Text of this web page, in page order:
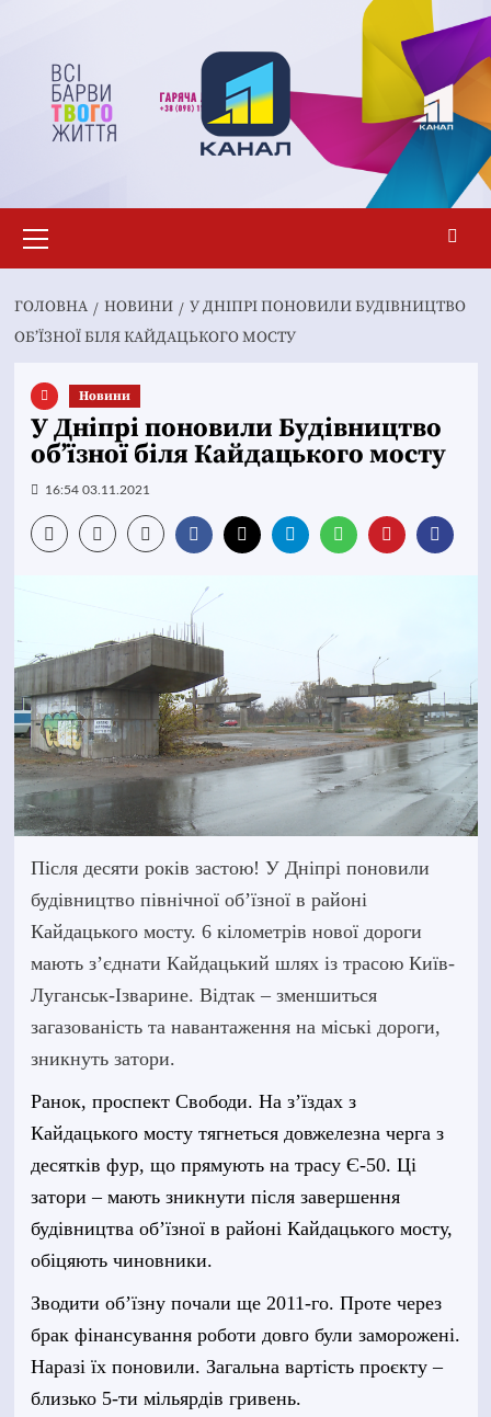
вмісту
меню
ГОЛОВНА НОВИНИ
У ДНІПРІ ПОНОВИЛИ БУДІВНИЦТВО
ОБ’ЇЗНОЇ БІЛЯ КАЙДАЦЬКОГО МОСТУ
Новини
У Дніпрі поновили Будівництво
об’їзної біля Кайдацького мосту
16:54 03.11.2021
Після десяти років застою! У Дніпрі поновили
будівництво північної об’їзної в районі
Кайдацького мосту. 6 кілометрів нової дороги
мають з’єднати Кайдацький шлях із трасою Київ-
Луганськ-Ізварине. Відтак – зменшиться
загазованість та навантаження на міські дороги,
зникнуть затори.
Ранок, проспект Свободи. На з’їздах з
Кайдацького мосту тягнеться довжелезна черга з
десятків фур, що прямують на трасу Є-50. Ці
затори – мають зникнути після завершення
будівництва об’їзної в районі Кайдацького мосту,
обіцяють чиновники.
Зводити об’їзну почали ще 2011-го. Проте через
брак фінансування роботи довго були заморожені.
Наразі їх поновили. Загальна вартість проєкту –
близько 5-ти мільярдів гривень.